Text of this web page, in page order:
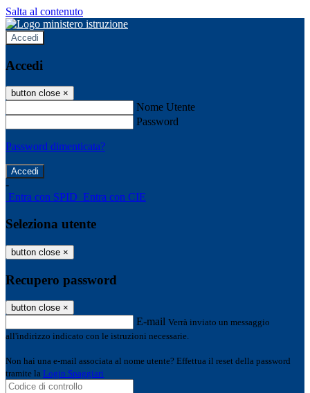
Salta al contenuto
Accedi
Accedi
button close ×
Nome Utente
Password
Password dimenticata?
-
Entra con SPID Entra con CIE
Seleziona utente
button close ×
Recupero password
button close ×
E-mail Verrà inviato un messaggio
all'indirizzo indicato con le istruzioni necessarie.
Non hai una e-mail associata al nome utente? Effettua il reset della password
tramite la Login Spaggiari